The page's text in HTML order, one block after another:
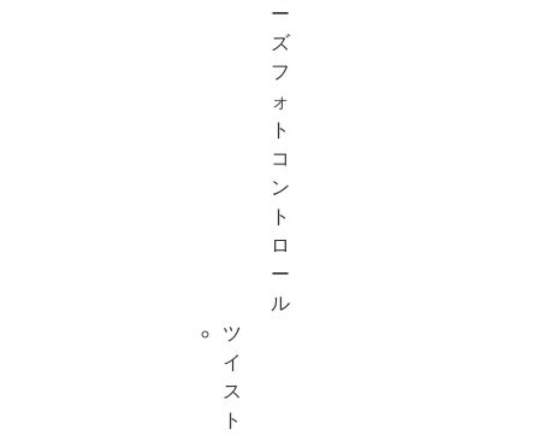
ー
ズ
フ
ォ
ト
コ
ン
ト
ロ
ー
ル
ツ
イ
ス
ト